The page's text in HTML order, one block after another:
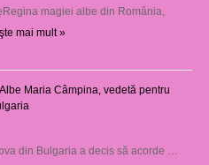
magiei albe din România,
mai mult »
Maria Câmpina, vedetă pentru
din Bulgaria a decis să acorde …